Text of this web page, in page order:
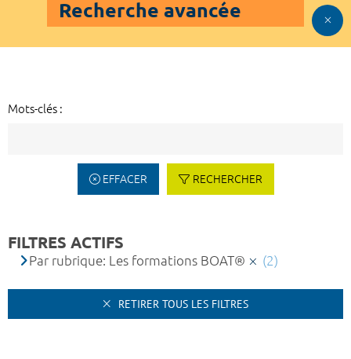
Recherche avancée
Mots-clés :
EFFACER RECHERCHER
FILTRES ACTIFS
Par rubrique: Les formations BOAT® (2)
RETIRER TOUS LES FILTRES